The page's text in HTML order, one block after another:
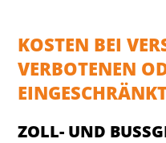
KOSTEN BEI
VERBOTENEN
ZOLL- UND